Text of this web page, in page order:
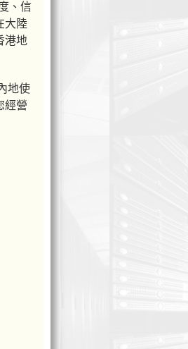
、信
大陸
港地
地使
經營